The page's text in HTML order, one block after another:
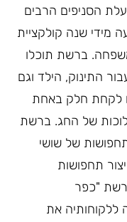
הסניפים הרבים
מידי שנה קולקציית
ברשת תוכלו
התינוק, הילד וגם
לקחת חלק באחת
של החג. ברשת
של שושי
תחפושות
רשת "כפר
ללקוחותיה את